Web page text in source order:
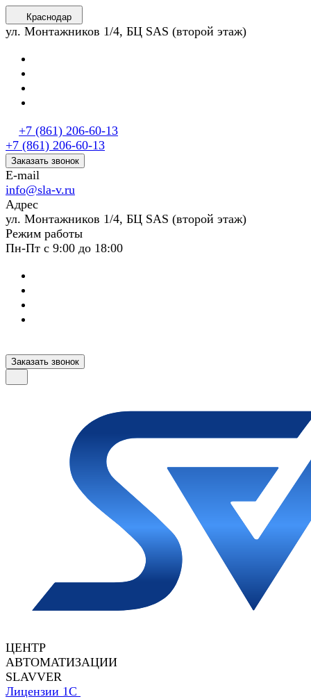
Краснодар
ул. Монтажников 1/4, БЦ SAS (второй этаж)
+7 (861) 206-60-13
+7 (861) 206-60-13
Заказать звонок
E-mail
info@sla-v.ru
Адрес
ул. Монтажников 1/4, БЦ SAS (второй этаж)
Режим работы
Пн-Пт с 9:00 до 18:00
Заказать звонок
ЦЕНТР
АВТОМАТИЗАЦИИ
SLAVVER
Лицензии 1С